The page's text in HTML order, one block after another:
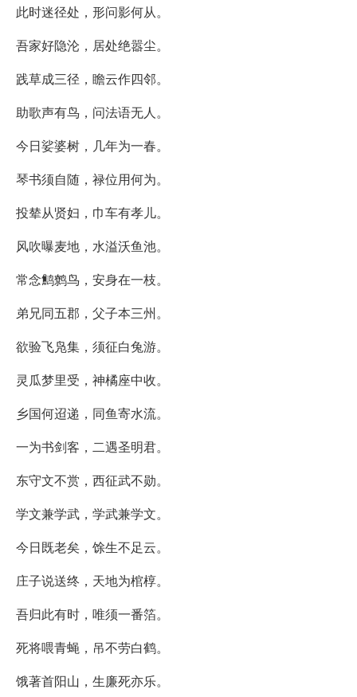
此时迷径处，形问影何从。
吾家好隐沦，居处绝嚣尘。
践草成三径，瞻云作四邻。
助歌声有鸟，问法语无人。
今日娑婆树，几年为一春。
琴书须自随，禄位用何为。
投辇从贤妇，巾车有孝儿。
风吹曝麦地，水溢沃鱼池。
常念鹪鹩鸟，安身在一枝。
弟兄同五郡，父子本三州。
欲验飞凫集，须征白兔游。
灵瓜梦里受，神橘座中收。
乡国何迢递，同鱼寄水流。
一为书剑客，二遇圣明君。
东守文不赏，西征武不勋。
学文兼学武，学武兼学文。
今日既老矣，馀生不足云。
庄子说送终，天地为棺椁。
吾归此有时，唯须一番箔。
死将喂青蝇，吊不劳白鹤。
饿著首阳山，生廉死亦乐。